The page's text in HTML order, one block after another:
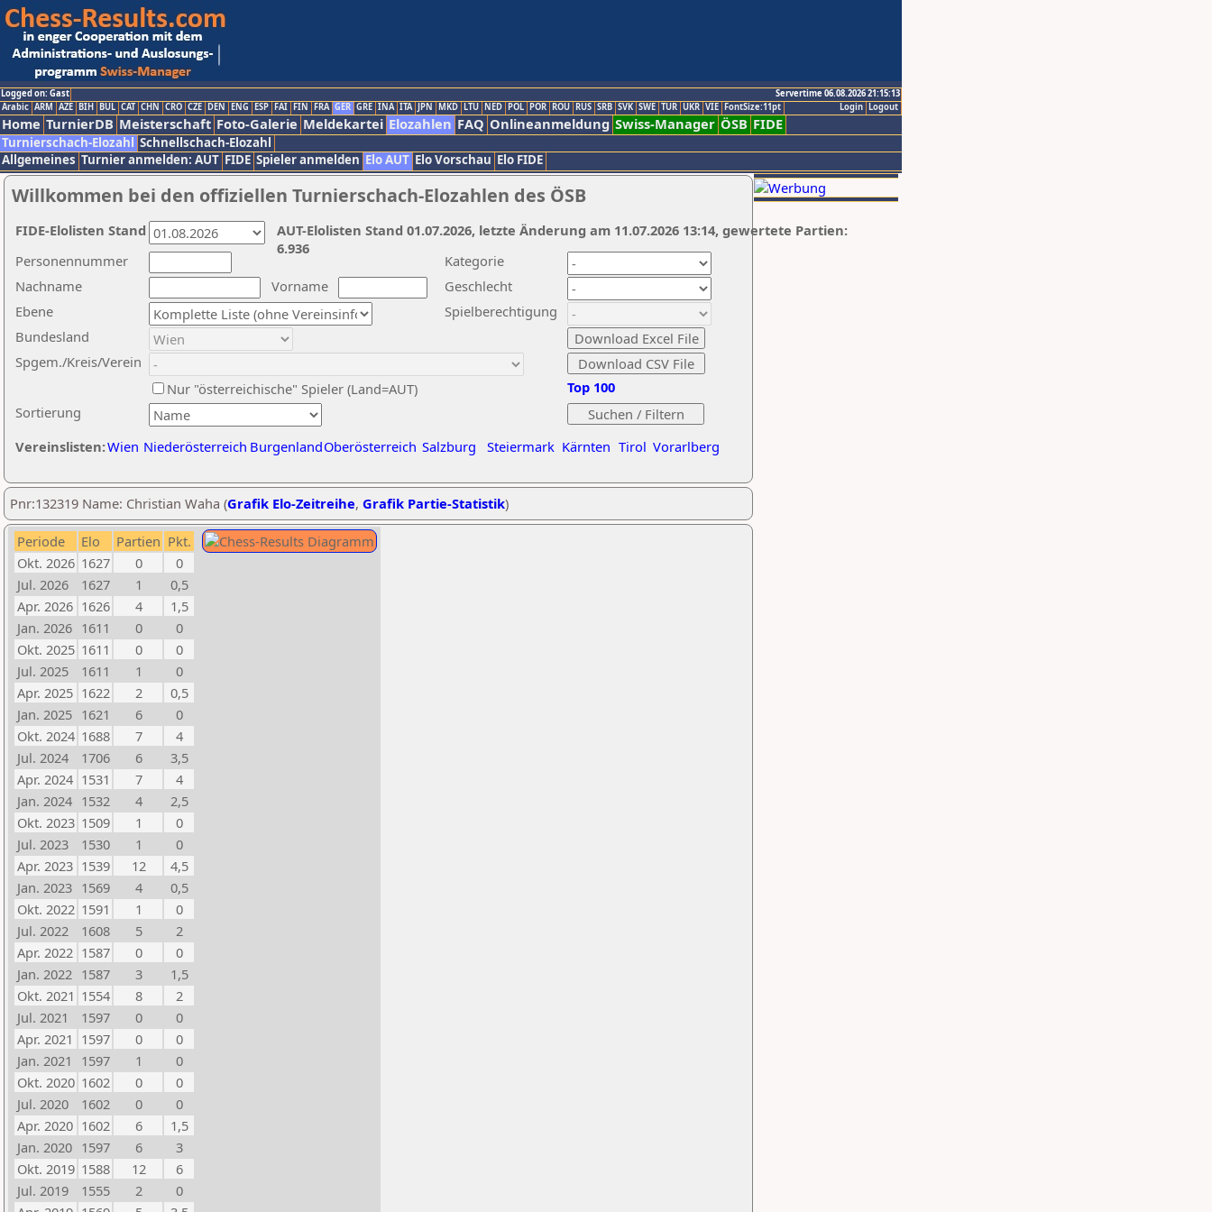
Logged on: Gast
Servertime 06.08.2026 21:15:13
Logout
Login
Arabic ARM AZE BIH BUL CAT CHN CRO CZE DEN ENG ESP FAI FIN FRA GER GRE INA ITA JPN MKD LTU NED POL POR ROU RUS SRB SVK SWE TUR UKR VIE FontSize:11pt
Home TurnierDB Meisterschaft Foto-Galerie Meldekartei Elozahlen FAQ Onlineanmeldung Swiss-Manager ÖSB FIDE
Turnierschach-Elozahl Schnellschach-Elozahl
Allgemeines Turnier anmelden: AUT FIDE Spieler anmelden Elo AUT Elo Vorschau Elo FIDE
Willkommen bei den offiziellen Turnierschach-Elozahlen des ÖSB
Nachname
Vorname
Ebene
Kategorie
Sortierung
Personennummer
Bundesland
Spgem./Kreis/Verein
Geschlecht
Nur "österreichische" Spieler (Land=AUT)
Spielberechtigung
Vereinslisten:Wien Niederösterreich BurgenlandOberösterreich Salzburg Steiermark Kärnten Tirol Vorarlberg
Top 100
AUT-Elolisten Stand 01.07.2026, letzte Änderung am 11.07.2026 13:14, gewertete Partien:
6.936
FIDE-Elolisten Stand
Pnr:132319 Name: Christian Waha (Grafik Elo-Zeitreihe, Grafik Partie-Statistik)
Periode Elo Partien Pkt.
Okt. 2026 1627 0
0
Jul. 2026
1627 1
0,5
Apr. 2026 1626 4
1,5
Jan. 2026 1611 0
0
Okt. 2025 1611 0
0
Jul. 2025
1611 1
0
Apr. 2025 1622 2
0,5
Jan. 2025 1621 6
0
Okt. 2024 1688 7
4
Jul. 2024
1706 6
3,5
Apr. 2024 1531 7
4
Jan. 2024 1532 4
2,5
Okt. 2023 1509 1
0
Jul. 2023
1530 1
0
Apr. 2023 1539 12
4,5
Jan. 2023 1569 4
0,5
Okt. 2022 1591 1
0
Jul. 2022
1608 5
2
Apr. 2022 1587 0
0
Jan. 2022 1587 3
1,5
Okt. 2021 1554 8
2
Jul. 2021
1597 0
0
Apr. 2021 1597 0
0
Jan. 2021
1597 1
0
Okt. 2020 1602 0
0
Jul. 2020
1602 0
0
Apr. 2020 1602 6
1,5
Jan. 2020 1597 6
3
Okt. 2019 1588 12
6
Jul. 2019
1555 2
0